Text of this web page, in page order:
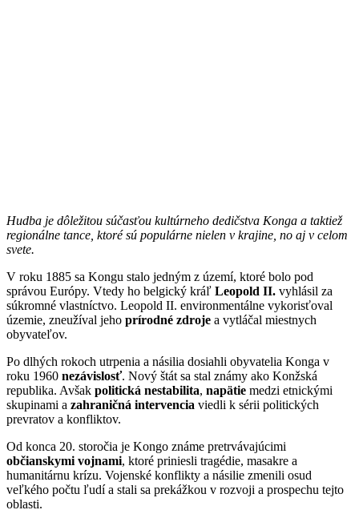
Hudba je dôležitou súčasťou kultúrneho dedičstva Konga a taktiež
regionálne tance, ktoré sú populárne nielen v krajine, no aj v celom
svete.
V roku 1885 sa Kongu stalo jedným z území, ktoré bolo pod
správou Európy. Vtedy ho belgický kráľ Leopold II. vyhlásil za
súkromné vlastníctvo. Leopold II. environmentálne vykorisťoval
územie, zneužíval jeho prírodné zdroje a vytláčal miestnych
obyvateľov.
Po dlhých rokoch utrpenia a násilia dosiahli obyvatelia Konga v
roku 1960 nezávislosť. Nový štát sa stal známy ako Konžská
republika. Avšak politická nestabilita, napätie medzi etnickými
skupinami a zahraničná intervencia viedli k sérii politických
prevratov a konfliktov.
Od konca 20. storočia je Kongo známe pretrvávajúcimi
občianskymi vojnami, ktoré priniesli tragédie, masakre a
humanitárnu krízu. Vojenské konflikty a násilie zmenili osud
veľkého počtu ľudí a stali sa prekážkou v rozvoji a prospechu tejto
oblasti.